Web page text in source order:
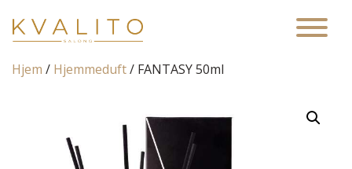
Main Navigation
Hjem / Hjemmeduft/ FANTASY 50ml